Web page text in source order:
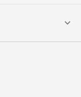
con el único
de montaña,